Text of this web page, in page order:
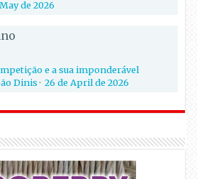
de 2026
e a sua imponderável
Dinis·26 de April de 2026